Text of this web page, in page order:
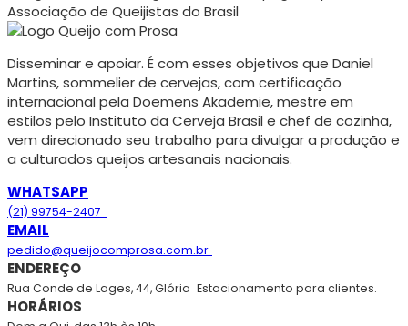
Associação de Queijistas do Brasil
Disseminar e apoiar. É com esses objetivos que Daniel
Martins, sommelier de cervejas, com certificação
internacional pela Doemens Akademie, mestre em
estilos pelo Instituto da Cerveja Brasil e chef de cozinha,
vem direcionado seu trabalho para divulgar a produção e
a culturados queijos artesanais nacionais.
WHATSAPP
(21) 99754-2407
EMAIL
pedido@queijocomprosa.com.br
ENDEREÇO
Rua Conde de Lages, 44, Glória Estacionamento para clientes.
HORÁRIOS